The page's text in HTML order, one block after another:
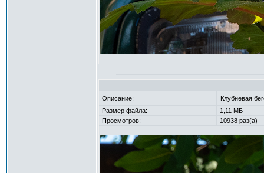
Описание:
Клубневая
Размер файла:
1,11 МБ
Просмотров:
10938 раз(а)